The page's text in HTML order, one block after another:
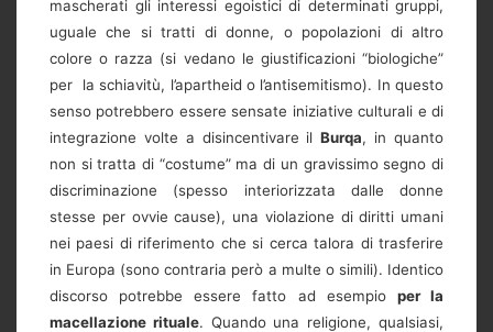
mascherati gli interessi egoistici di determinati gruppi,
uguale che si tratti di donne, o popolazioni di altro
colore o razza (si vedano le giustificazioni “biologiche”
per la schiavitù, l’apartheid o l’antisemitismo). In questo
senso potrebbero essere sensate iniziative culturali e di
integrazione volte a disincentivare ilBurqa, in quanto
non si tratta di “costume” ma di un gravissimo segno di
discriminazione (spesso interiorizzata dalle donne
stesse per ovvie cause), una violazione di diritti umani
nei paesi di riferimento che si cerca talora di trasferire
in Europa (sono contraria però a multe o simili). Identico
discorso potrebbe essere fatto ad esempio per la
macellazione rituale. Quando una religione, qualsiasi,